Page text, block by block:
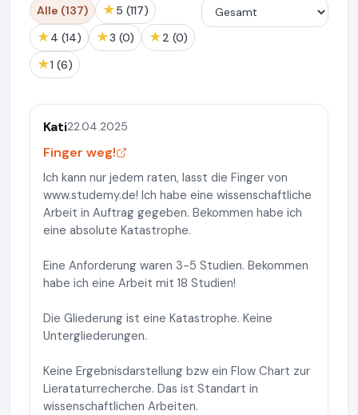
Alle (137) ★ 5 (117)
★ 4 (14) ★ 3 (0) ★ 2 (0)
★ 1 (6)
Kati22.04.2025
Finger weg!
Ich kann nur jedem raten, lasst die Finger von
www.studemy.de! Ich habe eine wissenschaftliche
Arbeit in Auftrag gegeben. Bekommen habe ich
eine absolute Katastrophe.
Eine Anforderung waren 3-5 Studien. Bekommen
habe ich eine Arbeit mit 18 Studien!
Die Gliederung ist eine Katastrophe. Keine
Untergliederungen.
Keine Ergebnisdarstellung bzw ein Flow Chart zur
Lierataturrecherche. Das ist Standart in
wissenschaftlichen Arbeiten.